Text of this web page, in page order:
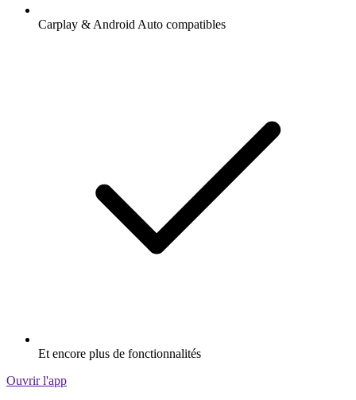
Carplay & Android Auto compatibles
Et encore plus de fonctionnalités
Ouvrir l'app